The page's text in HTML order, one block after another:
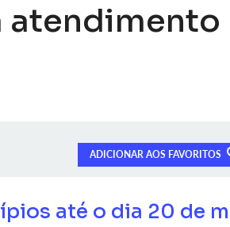
atendimento
ADICIONAR AOS FAVORITOS
até o dia 20 de